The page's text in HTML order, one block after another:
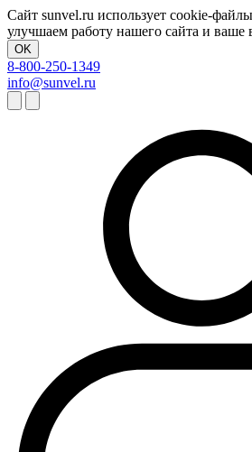
Сайт sunvel.ru использует cookie-
улучшаем работу нашего сайта и ваше
OK
8-800-250-1349
info@sunvel.ru